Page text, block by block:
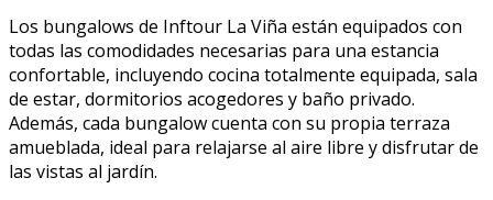
Los bungalows de Inftour La Viña están equipados con
todas las comodidades necesarias para una estancia
confortable, incluyendo cocina totalmente equipada, sala
de estar, dormitorios acogedores y baño privado.
Además, cada bungalow cuenta con su propia terraza
amueblada, ideal para relajarse al aire libre y disfrutar de
las vistas al jardín.